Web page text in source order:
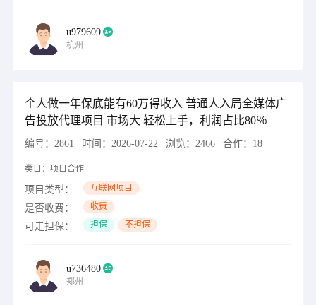
u979609
杭州
个人做一年保底能有60万得收入 普通人入局全媒体广
告投放代理项目 市场大 轻松上手，利润占比80％
编号： 2861 时间： 2026-07-22 浏览： 2466 合作： 18
类目： 项目合作
项目类型： 互联网项目
是否收费： 收费
可走担保： 担保 不担保
u736480
郑州